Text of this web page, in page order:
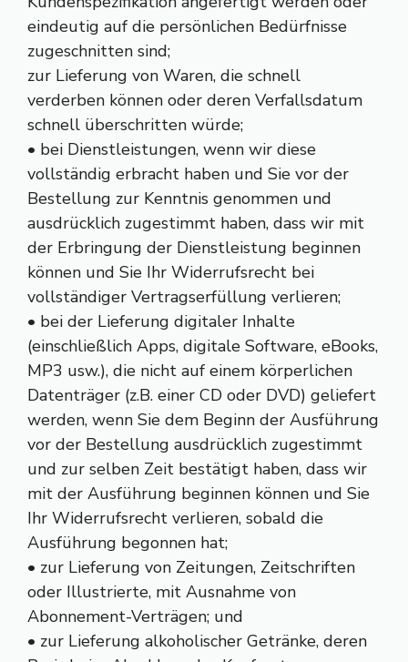
eindeutig auf die persönlichen Bedürfnisse
zugeschnitten sind;
zur Lieferung von Waren, die schnell
verderben können oder deren Verfallsdatum
schnell überschritten würde;
• bei Dienstleistungen, wenn wir diese
vollständig erbracht haben und Sie vor der
Bestellung zur Kenntnis genommen und
ausdrücklich zugestimmt haben, dass wir mit
der Erbringung der Dienstleistung beginnen
können und Sie Ihr Widerrufsrecht bei
vollständiger Vertragserfüllung verlieren;
• bei der Lieferung digitaler Inhalte
(einschließlich Apps, digitale Software, eBooks,
MP3 usw.), die nicht auf einem körperlichen
Datenträger (z.B. einer CD oder DVD) geliefert
werden, wenn Sie dem Beginn der Ausführung
vor der Bestellung ausdrücklich zugestimmt
und zur selben Zeit bestätigt haben, dass wir
mit der Ausführung beginnen können und Sie
Ihr Widerrufsrecht verlieren, sobald die
Ausführung begonnen hat;
• zur Lieferung von Zeitungen, Zeitschriften
oder Illustrierte, mit Ausnahme von
Abonnement-Verträgen; und
• zur Lieferung alkoholischer Getränke, deren